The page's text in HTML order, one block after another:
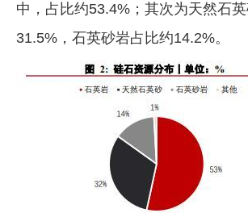
中，占比约53.4%；其次为天然石
31.5%，石英砂岩占比约14.2%。